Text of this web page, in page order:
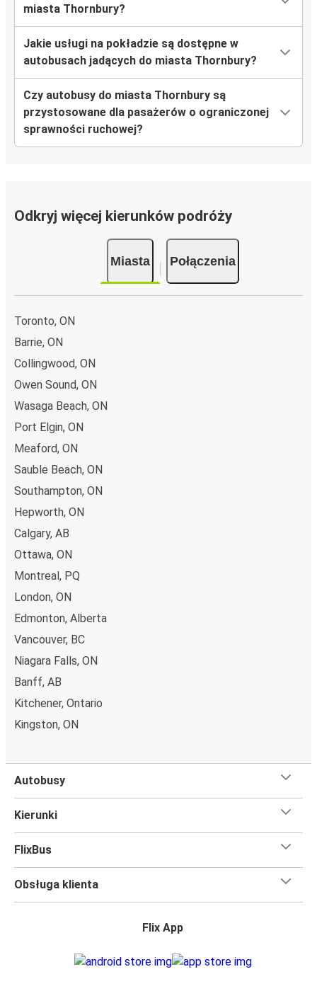
miasta Thornbury?
Jakie usługi na pokładzie są dostępne w
autobusach jadących do miasta Thornbury?
Czy autobusy do miasta Thornbury są
przystosowane dla pasażerów o ograniczonej
sprawności ruchowej?
Odkryj więcej kierunków podróży
Miasta Połączenia
Toronto, ON
Barrie, ON
Collingwood, ON
Owen Sound, ON
Wasaga Beach, ON
Port Elgin, ON
Meaford, ON
Sauble Beach, ON
Southampton, ON
Hepworth, ON
Calgary, AB
Ottawa, ON
Montreal, PQ
London, ON
Edmonton, Alberta
Vancouver, BC
Niagara Falls, ON
Banff, AB
Kitchener, Ontario
Kingston, ON
Autobusy
Kierunki
FlixBus
Obsługa klienta
Flix App